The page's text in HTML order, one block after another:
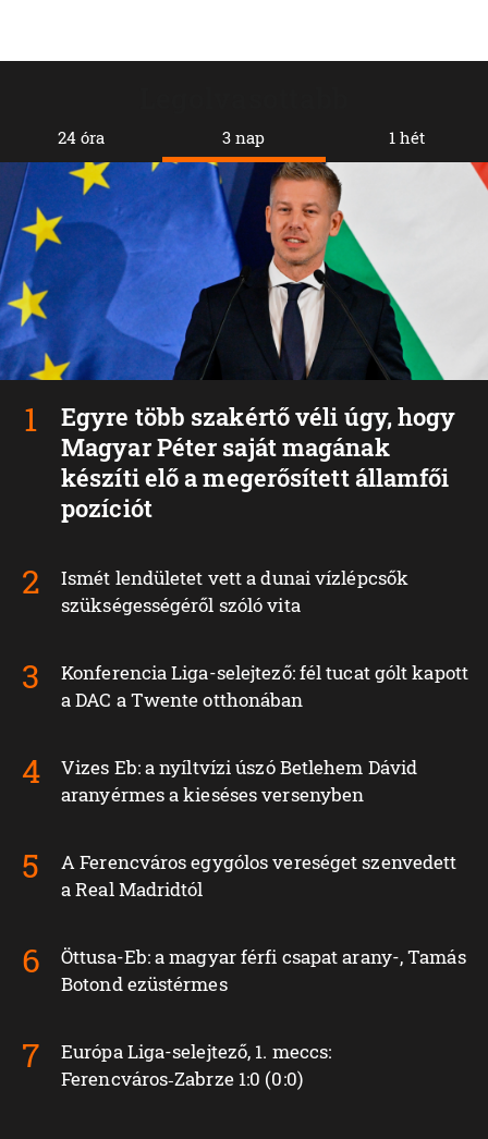
24 óra 3 nap
Egyre több szakértő véli úgy, hogy
Magyar Péter saját magának
készíti elő a megerősített államfői
pozíciót
Ismét lendületet vett a dunai vízlépcsők
szükségességéről szóló vita
Konferencia Liga-selejtező: fél tucat gólt kapott
a DAC a Twente otthonában
Vizes Eb: a nyíltvízi úszó Betlehem Dávid
aranyérmes a kieséses versenyben
A Ferencváros egygólos vereséget szenvedett
a Real Madridtól
Öttusa-Eb: a magyar férfi csapat arany-, Tamás
Botond ezüstérmes
Európa Liga-selejtező, 1. meccs:
Ferencváros‑Zabrze 1:0 (0:0)
1 hét